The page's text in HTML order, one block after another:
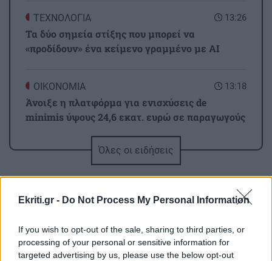
Ekriti.gr - Do Not Process My Personal Information
If you wish to opt-out of the sale, sharing to third parties, or
processing of your personal or sensitive information for
targeted advertising by us, please use the below opt-out
13:26
ΤΕΧΝΟΛΟΓΙΑ
Τα δύο σημεία στίξης που μπορεί να
«προδίδουν» ένα κείμενο γραμμένο με AI
13:18
ΟΙΚΟΝΟΜΙΑ
Άνοιξε η πλατφόρμα για ενισχύσεις de
minimis ύψους 24,6 εκατ. ευρώ σε παραγωγούς
Συνεχίζονται οι αιτήσεις για σπουδές
Κτηνιατρικής στο Ευρωπαϊκό Πανεπιστήμιο
Όλες οι ειδήσεις